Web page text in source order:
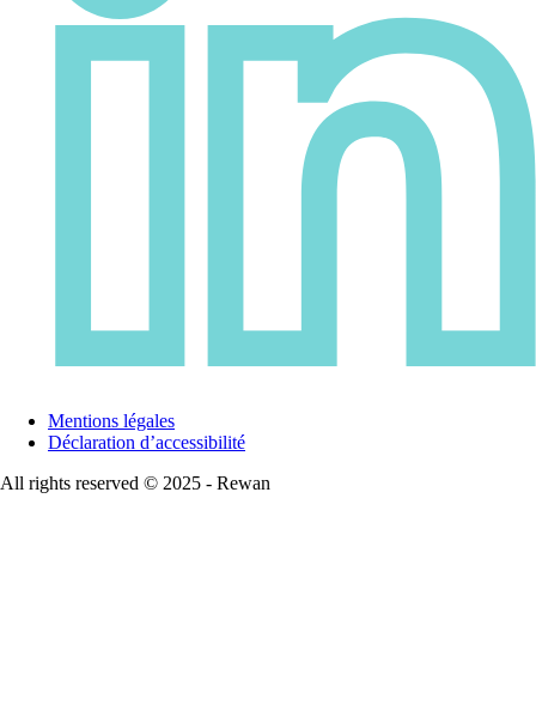
Mentions légales
Déclaration d’accessibilité
All rights reserved © 2025 - Rewan